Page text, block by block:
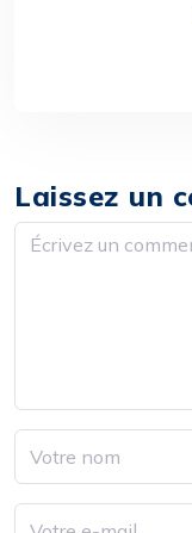
Laissez un